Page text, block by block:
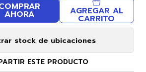
AGREGAR AL
CARRITO
AHORA
stock de ubicaciones
ESTE PRODUCTO